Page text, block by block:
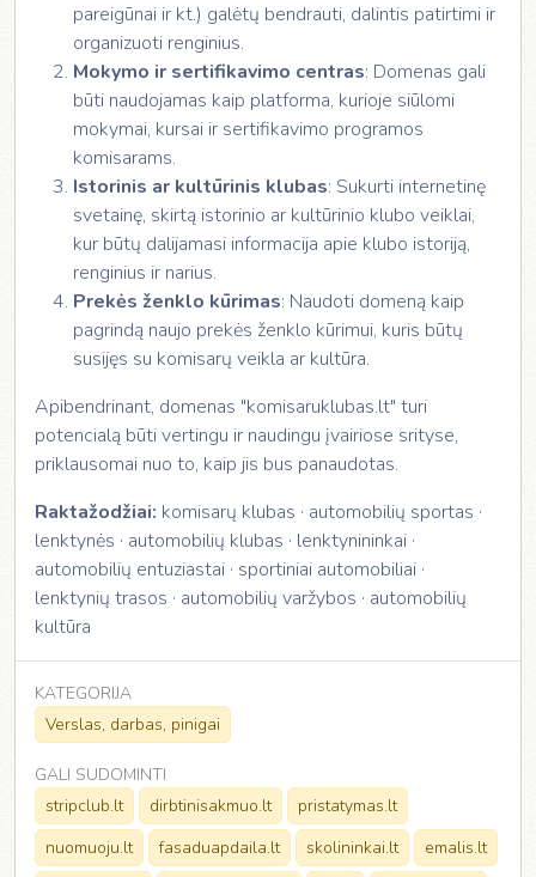
pareigūnai ir kt.) galėtų bendrauti, dalintis patirtimi ir
organizuoti renginius.
Mokymo ir sertifikavimo centras: Domenas gali
būti naudojamas kaip platforma, kurioje siūlomi
mokymai, kursai ir sertifikavimo programos
komisarams.
Istorinis ar kultūrinis klubas: Sukurti internetinę
svetainę, skirtą istorinio ar kultūrinio klubo veiklai,
kur būtų dalijamasi informacija apie klubo istoriją,
renginius ir narius.
Prekės ženklo kūrimas: Naudoti domeną kaip
pagrindą naujo prekės ženklo kūrimui, kuris būtų
susijęs su komisarų veikla ar kultūra.
Apibendrinant, domenas "komisaruklubas.lt" turi
potencialą būti vertingu ir naudingu įvairiose srityse,
priklausomai nuo to, kaip jis bus panaudotas.
Raktažodžiai: komisarų klubas · automobilių sportas ·
lenktynės · automobilių klubas · lenktynininkai ·
automobilių entuziastai · sportiniai automobiliai ·
lenktynių trasos · automobilių varžybos · automobilių
kultūra
KATEGORIJA
Verslas, darbas, pinigai
GALI SUDOMINTI
stripclub.lt
dirbtinisakmuo.lt
pristatymas.lt
nuomuoju.lt
fasaduapdaila.lt skolininkai.lt
emalis.lt